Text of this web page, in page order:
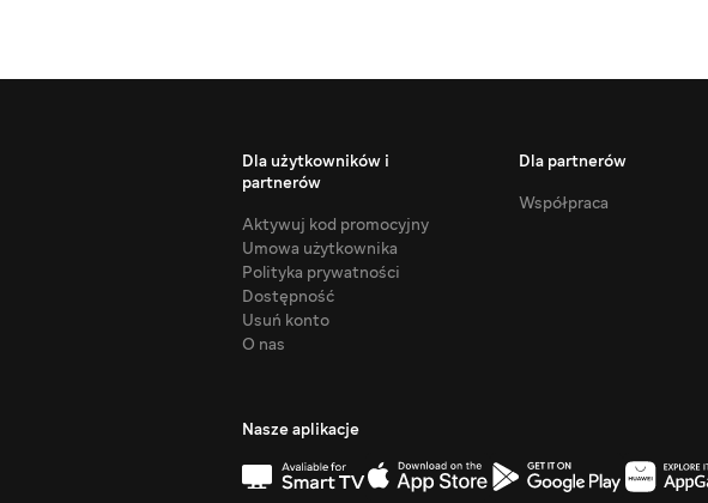
Dla użytkowników i
partnerów
Aktywuj kod promocyjny
Umowa użytkownika
Polityka prywatności
Dostępność
Usuń konto
O nas
Dla partnerów
Współpraca
Nasze aplikacje